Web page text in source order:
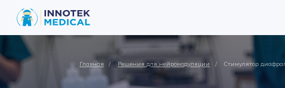
Главная Решения для нейромодуляции Стимулятор